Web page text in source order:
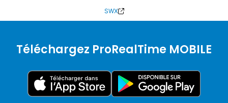
SWX
Téléchargez ProRealTime MOBILE